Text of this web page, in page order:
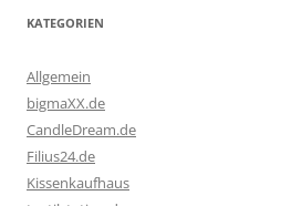
KATEGORIEN
Allgemein
bigmaXX.de
CandleDream.de
Filius24.de
Kissenkaufhaus